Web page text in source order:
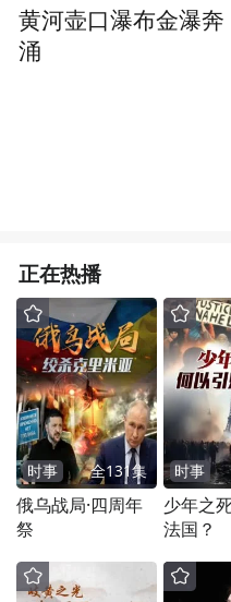
黄河壶口瀑布金瀑奔
涌
正在热播
时事 全131集
俄乌战局·四周年
祭
时事
少年之
法国？